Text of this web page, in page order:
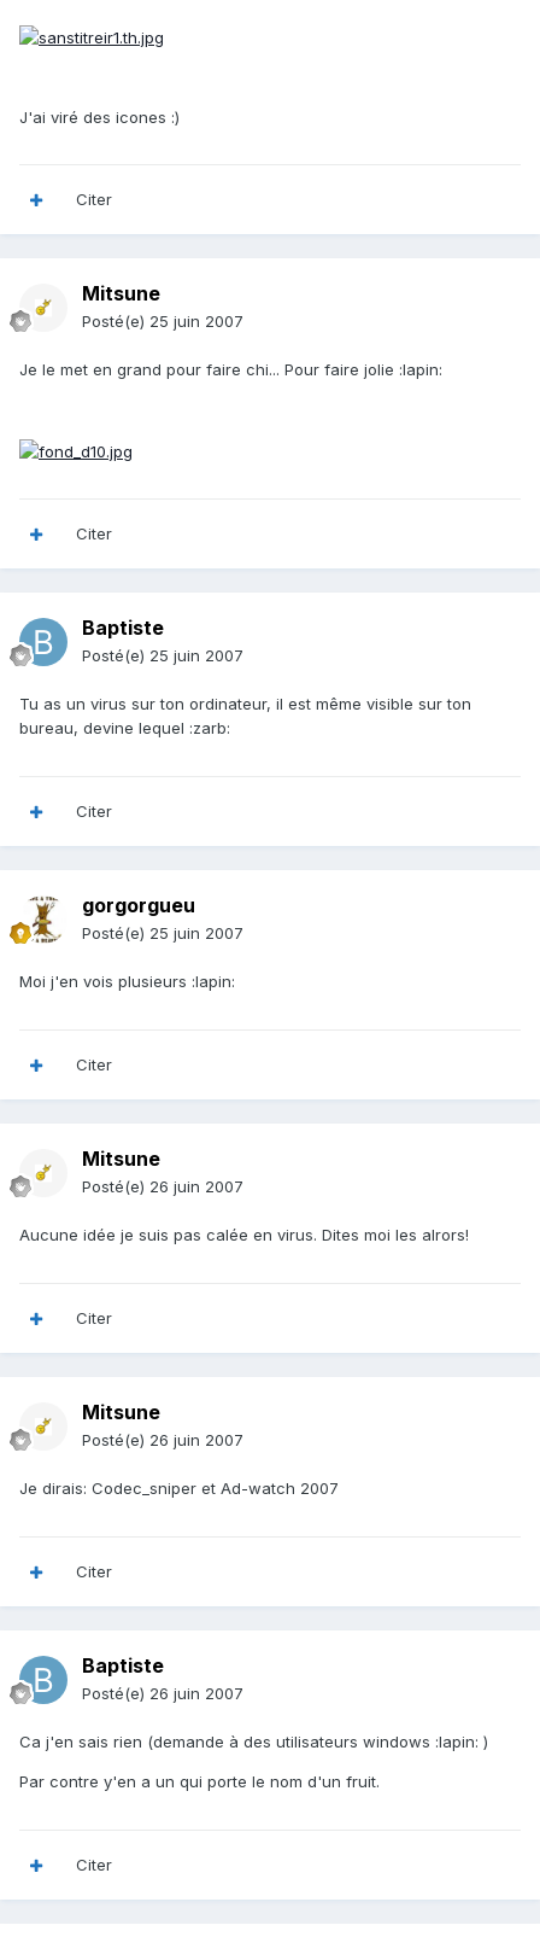
J'ai viré des icones :)
Citer
Mitsune
Posté(e) 25 juin 2007
Je le met en grand pour faire chi... Pour faire jolie :lapin:
Citer
Baptiste
Posté(e) 25 juin 2007
Tu as un virus sur ton ordinateur, il est même visible sur ton
bureau, devine lequel :zarb:
Citer
gorgorgueu
Posté(e) 25 juin 2007
Moi j'en vois plusieurs :lapin:
Citer
Mitsune
Posté(e) 26 juin 2007
Aucune idée je suis pas calée en virus. Dites moi les alrors!
Citer
Mitsune
Posté(e) 26 juin 2007
Je dirais: Codec_sniper et Ad-watch 2007
Citer
Baptiste
Posté(e) 26 juin 2007
Ca j'en sais rien (demande à des utilisateurs windows :lapin: )
Par contre y'en a un qui porte le nom d'un fruit.
Citer